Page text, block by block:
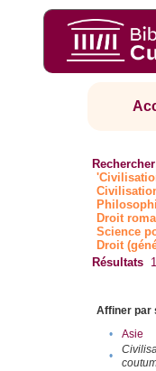
Droit
Science
Droit
Résultats 1
Affiner par
•
Asie
•